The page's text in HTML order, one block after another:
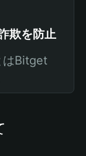
欺を防止
はBitget